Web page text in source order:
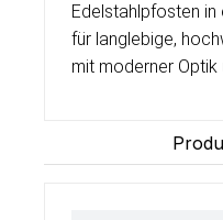
Edelstahlpfosten
für langlebige,
mit moderner